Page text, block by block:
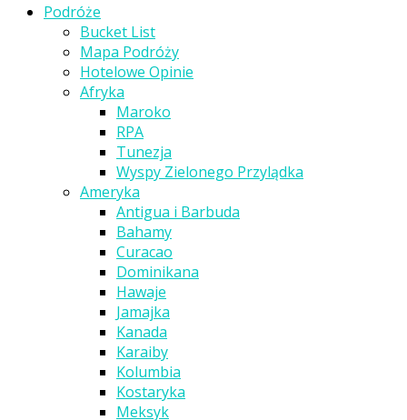
Podróże
Bucket List
Mapa Podróży
Hotelowe Opinie
Afryka
Maroko
RPA
Tunezja
Wyspy Zielonego Przylądka
Ameryka
Antigua i Barbuda
Bahamy
Curacao
Dominikana
Hawaje
Jamajka
Kanada
Karaiby
Kolumbia
Kostaryka
Meksyk